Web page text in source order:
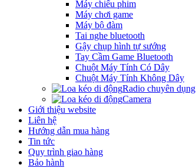
Máy chiếu phim
Máy chơi game
Máy bộ đàm
Tai nghe bluetooth
Gậy chụp hình tự sướng
Tay Cầm Game Bluetooth
Chuột Máy Tính Có Dây
Chuột Máy Tính Không Dây
Radio chuyên dụng
Camera
Giới thiệu website
Liên hệ
Hướng dẫn mua hàng
Tin tức
Quy trình giao hàng
Bảo hành